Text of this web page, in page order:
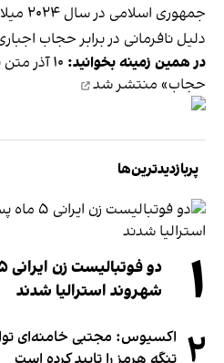
دلیل نافرمانی در برابر حجاب
در همین زمینه بخوانید:
۱۰ آذر
حجاب» منتشر شد
پربازدیدترین‌ها
۱
شهروند استرالیا شدند
۲ اکسیوس: مجتبی خامنه‌ای